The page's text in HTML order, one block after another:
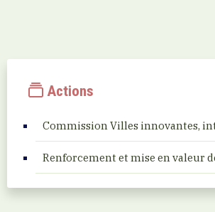
Actions
Commission Villes innovantes,
Renforcement et mise en valeur